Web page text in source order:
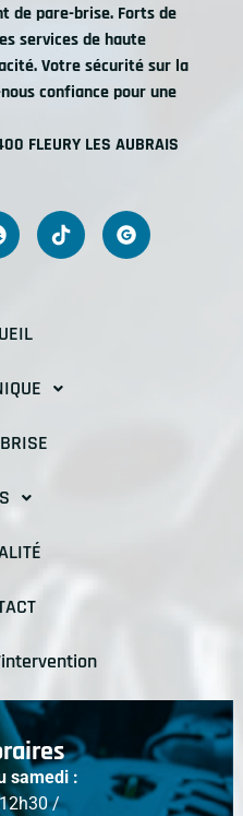
de pare-brise. Forts de
services de haute
Votre sécurité sur la
confiance pour une
FLEURY LES AUBRAIS
samedi :
/